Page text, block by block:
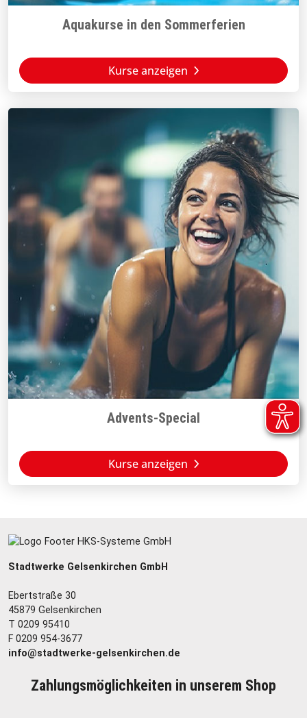
Aquakurse in den Sommerferien
Kurse anzeigen
Advents-Special
Kurse anzeigen
Stadtwerke Gelsenkirchen GmbH
Ebertstraße 30
45879 Gelsenkirchen
T 0209 95410
F 0209 954-3677
info@stadtwerke-gelsenkirchen.de
Zahlungsmöglichkeiten in unserem Shop